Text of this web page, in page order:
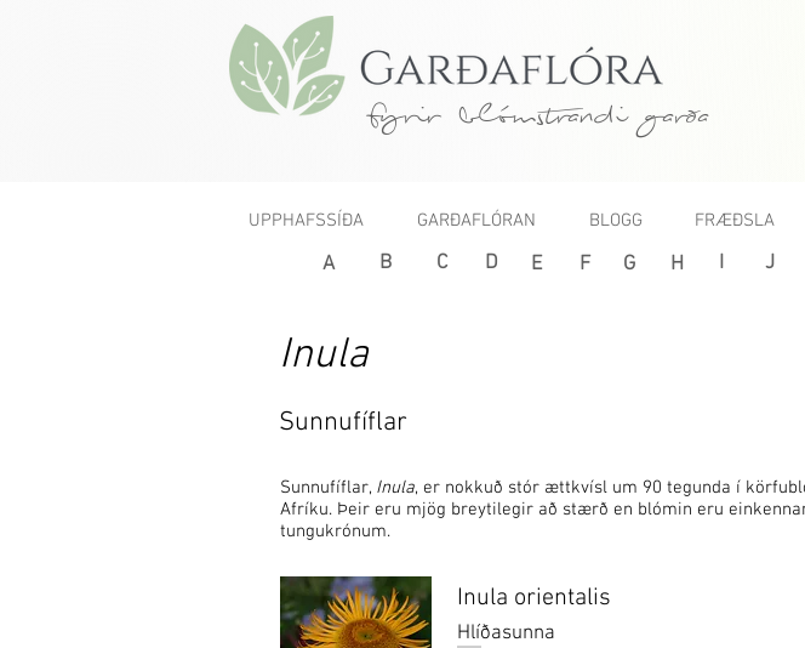
fyrir blómstrandi garða
UPPHAFSSÍÐA GARÐAFLÓRAN BLOGG FRÆÐSLA
Inula
A B C D E F G H I J
Sunnufíflar
Sunnufíflar, Inula, er nokkuð stór ættkvísl um 90 tegunda í
Afríku. Þeir eru mjög breytilegir að stærð en blómin eru
tungukrónum.
Inula orientalis
Hlíðasunna